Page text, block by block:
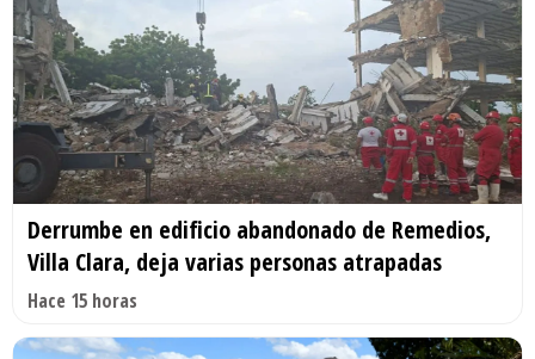
Derrumbe en edificio abandonado de Remedios,
Villa Clara, deja varias personas atrapadas
Hace 15 horas